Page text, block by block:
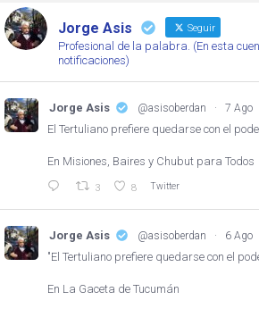
Jorge Asis Seguir
Profesional de la palabra. (En esta
notificaciones)
Jorge Asis @asisoberdan · 7 Ago
El Tertuliano prefiere quedarse con el
En Misiones, Baires y Chubut para Todos
3 8 Twitter
Jorge Asis @asisoberdan · 6 Ago
"El Tertuliano prefiere quedarse con el
En La Gaceta de Tucumán